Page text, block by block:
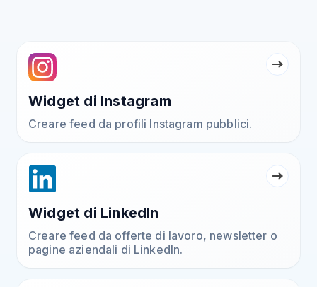
Widget di Instagram
Creare feed da profili Instagram pubblici.
Widget di LinkedIn
Creare feed da offerte di lavoro, newsletter o
pagine aziendali di LinkedIn.